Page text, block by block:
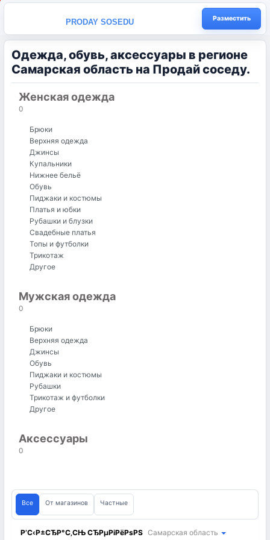
PRODAY SOSEDU Разместить
Одежда, обувь, аксессуары в регионе
Самарская область на Продай соседу.
Женская одежда
0
Брюки
Верхняя одежда
Джинсы
Купальники
Нижнее бельё
Обувь
Пиджаки и костюмы
Платья и юбки
Рубашки и блузки
Свадебные платья
Топы и футболки
Трикотаж
Другое
Мужская одежда
0
Брюки
Верхняя одежда
Джинсы
Обувь
Пиджаки и костюмы
Рубашки
Трикотаж и футболки
Другое
Аксессуары
0
Все От магазинов Частные
Р’С‹Р±СЂР°С‚СЊ СЂРµРіРёРѕРЅ Самарская область